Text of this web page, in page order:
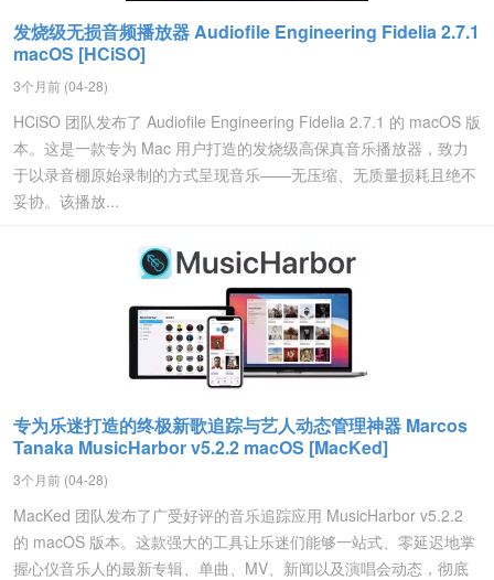
发烧级无损音频播放器 Audiofile Engineering Fidelia 2.7.1
macOS [HCiSO]
3个月前 (04-28)
HCiSO 团队发布了 Audiofile Engineering Fidelia 2.7.1 的 macOS 版
本。这是一款专为 Mac 用户打造的发烧级高保真音乐播放器，致力
于以录音棚原始录制的方式呈现音乐——无压缩、无质量损耗且绝不
妥协。该播放...
专为乐迷打造的终极新歌追踪与艺人动态管理神器 Marcos
Tanaka MusicHarbor v5.2.2 macOS [MacKed]
3个月前 (04-28)
MacKed 团队发布了广受好评的音乐追踪应用 MusicHarbor v5.2.2
的 macOS 版本。这款强大的工具让乐迷们能够一站式、零延迟地掌
握心仪音乐人的最新专辑、单曲、MV、新闻以及演唱会动态，彻底